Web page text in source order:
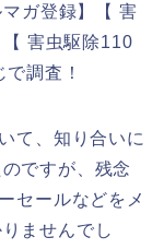
ガ登録】【 害
害虫駆除110
調査！
て、知り合いに
ですが、残念
セールなどをメ
ませんでし